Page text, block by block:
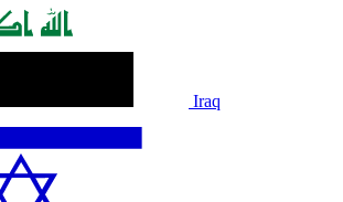
Iraq